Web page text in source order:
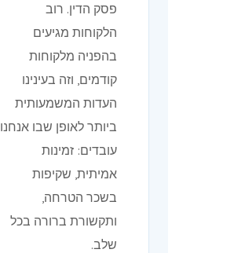
פסק הדין. רוב
הלקוחות מגיעים
בהפניה מלקוחות
קודמים, וזה בעינינו
העדות המשמעותית
ביותר לאופן שבו אנחנו
עובדים: זמינות
אמיתית, שקיפות
בשכר הטרחה,
ותקשורת ברורה בכל
שלב.